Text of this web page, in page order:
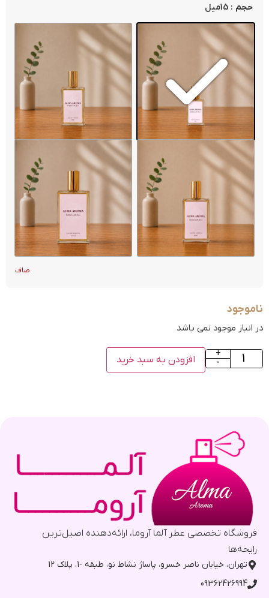
حجم : 15میل
صاف
ناموجود
در انبار موجود نمی باشد
-
+
افزودن به سبد خرید
فروشگاه تخصصی عطر آلما آروما، ارائه‌دهنده اصیل‌ترین
رایحه‌ها
تهران، خیابان ناصر خسرو، پاساژ نشاط نو، طبقه -1، پلاک 12
09362426994